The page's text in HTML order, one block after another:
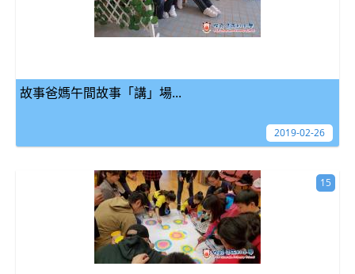
故事爸媽午間故事「講」場...
2019-02-26
15